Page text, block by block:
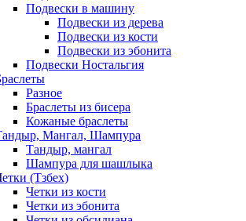
Подвески в машину
Подвески из дерева
Подвески из кости
Подвески из эбонита
Подвески Ностальгия
Разное
Браслеты из бисера
Кожаные браслеты
Мангал, Шампура
Тандыр, мангал
Шампура для шашлыка
(Тзбех)
Четки из кости
Четки из эбонита